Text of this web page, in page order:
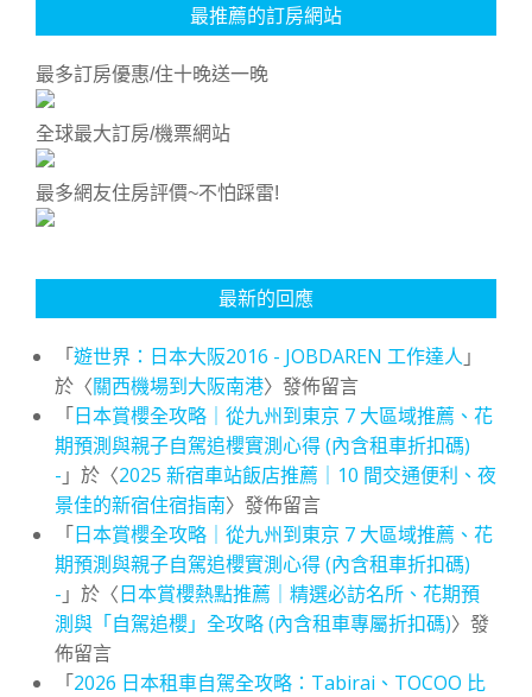
最推薦的訂房網站
最多訂房優惠/住十晚送一晚
全球最大訂房/機票網站
最多網友住房評價~不怕踩雷!
最新的回應
「遊世界：日本大阪2016 - JOBDAREN 工作達人 」
於〈關西機場到大阪南港〉發佈留言
「日本賞櫻全攻略｜從九州到東京 7 大區域推薦、花
期預測與親子自駕追櫻實測心得 (內含租車折扣碼)
- 」於〈2025 新宿車站飯店推薦｜10 間交通便利、夜
景佳的新宿住宿指南〉發佈留言
「日本賞櫻全攻略｜從九州到東京 7 大區域推薦、花
期預測與親子自駕追櫻實測心得 (內含租車折扣碼)
- 」於〈日本賞櫻熱點推薦｜精選必訪名所、花期預
測與「自駕追櫻」全攻略 (內含租車專屬折扣碼)〉發
佈留言
「2026 日本租車自駕全攻略：Tabirai、TOCOO 比